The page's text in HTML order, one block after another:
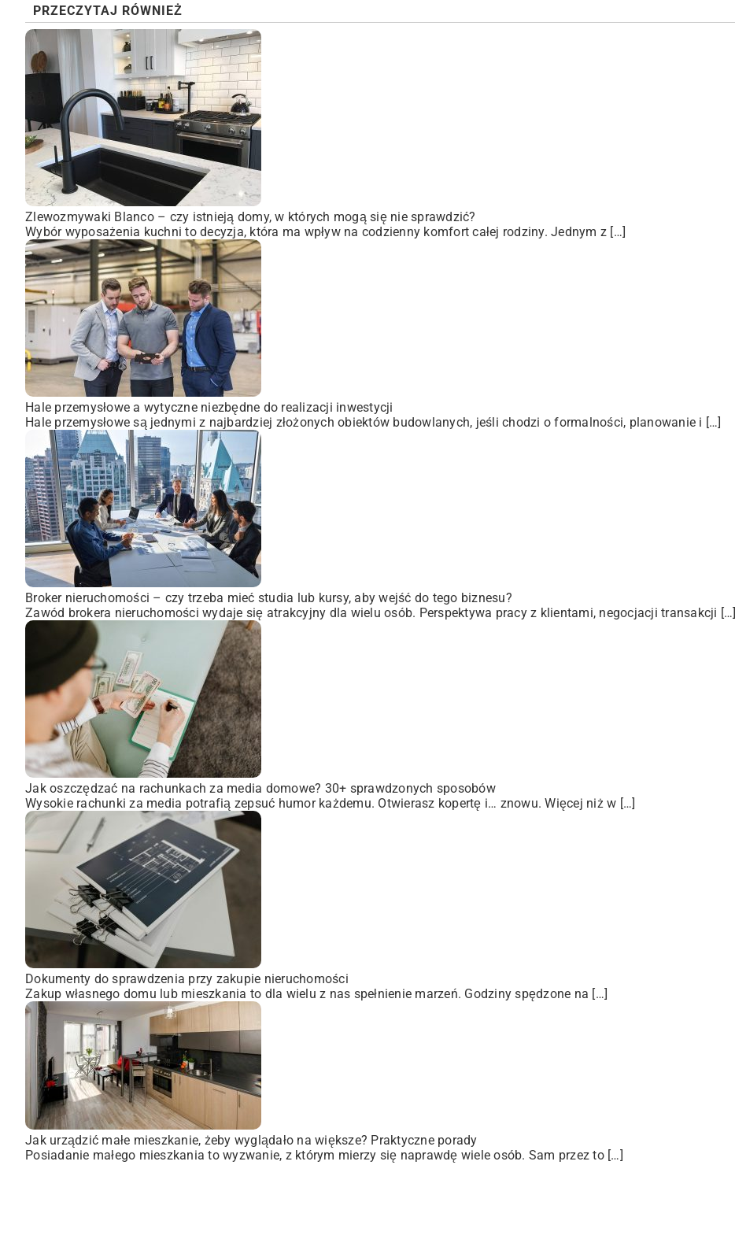
PRZECZYTAJ RÓWNIEŻ
Zlewozmywaki Blanco – czy istnieją domy, w których mogą się nie sprawdzić?
Wybór wyposażenia kuchni to decyzja, która ma wpływ na codzienny komfort całej rodziny. Jednym z […]
Hale przemysłowe a wytyczne niezbędne do realizacji inwestycji
Hale przemysłowe są jednymi z najbardziej złożonych obiektów budowlanych, jeśli chodzi o formalności, planowanie i […]
Broker nieruchomości – czy trzeba mieć studia lub kursy, aby wejść do tego biznesu?
Zawód brokera nieruchomości wydaje się atrakcyjny dla wielu osób. Perspektywa pracy z klientami, negocjacji transakcji […]
Jak oszczędzać na rachunkach za media domowe? 30+ sprawdzonych sposobów
Wysokie rachunki za media potrafią zepsuć humor każdemu. Otwierasz kopertę i… znowu. Więcej niż w […]
Dokumenty do sprawdzenia przy zakupie nieruchomości
Zakup własnego domu lub mieszkania to dla wielu z nas spełnienie marzeń. Godziny spędzone na […]
Jak urządzić małe mieszkanie, żeby wyglądało na większe? Praktyczne porady
Posiadanie małego mieszkania to wyzwanie, z którym mierzy się naprawdę wiele osób. Sam przez to […]